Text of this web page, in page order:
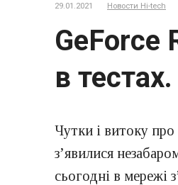
29.01.2021 Новости Hi-tech
GeForce
в
Чутки і витоку
з’явилися
сьогодні в мережі